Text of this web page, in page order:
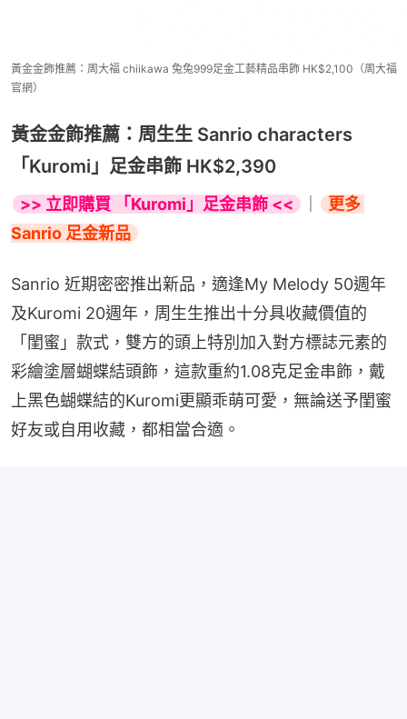
黃金金飾推薦：周大福 chiikawa 兔兔999足金工藝精品串飾 HK$2,100（周大福
官網）
黃金金飾推薦：周生生 Sanrio characters
「Kuromi」足金串飾 HK$2,390
>> 立即購買 「Kuromi」足金串飾 <<
更多
Sanrio 足金新品
Sanrio 近期密密推出新品，適逢My Melody 50週年
及Kuromi 20週年，周生生推出十分具收藏價值的
「閨蜜」款式，雙方的頭上特別加入對方標誌元素的
彩繪塗層蝴蝶結頭飾，這款重約1.08克足金串飾，戴
上黑色蝴蝶結的Kuromi更顯乖萌可愛，無論送予閨蜜
好友或自用收藏，都相當合適。